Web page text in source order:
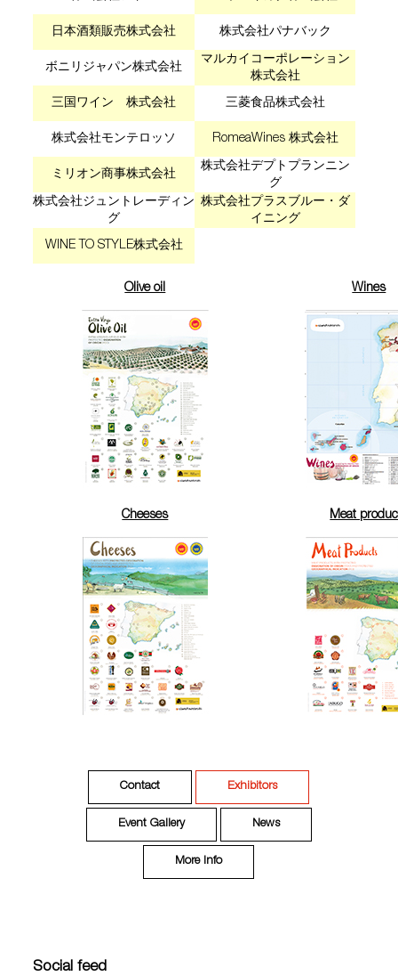
日本酒類販売株式会社 株式会社パナバック
ボニリジャパン株式会社
マルカイコーポレーション
株式会社
三国ワイン 株式会社 三菱食品株式会社
株式会社モンテロッソ RomeaWines 株式会社
ミリオン商事株式会社
株式会社デプトプランニン
グ
株式会社ジュントレーディン
グ
株式会社プラスブルー・ダ
イニング
WINE TO STYLE株式会社
Olive oil Wines
Cheeses Meat
Contact Exhibitors
Event Gallery News
More Info
Social feed